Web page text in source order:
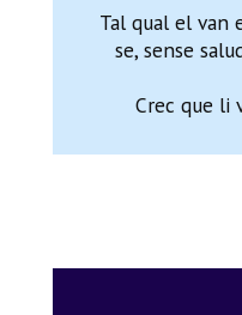
Tal qual el van
se, sense
Crec que li